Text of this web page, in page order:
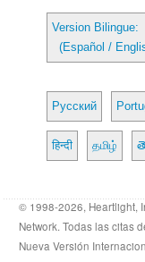
Version Bilingue:
(Español /
Русский
हिन्दी தமிழ்
© 1998-2026, Heartlight,
Network. Todas las citas
Nueva Versión